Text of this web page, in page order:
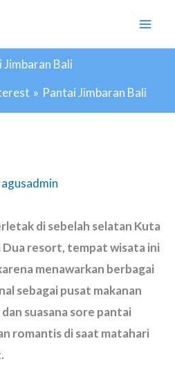
Jimbaran Bali
Pantai Jimbaran Bali
agusadmin
di sebelah selatan Kuta
Dua resort, tempat wisata ini
menawarkan berbagai
sebagai pusat makanan
suasana sore pantai
romantis di saat matahari